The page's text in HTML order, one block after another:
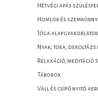
Hétvégi apás
Homlok és
Jóga
Nyak, toka,
Relaxáció, meditáció
Táborok
Váll és csípő nyitó